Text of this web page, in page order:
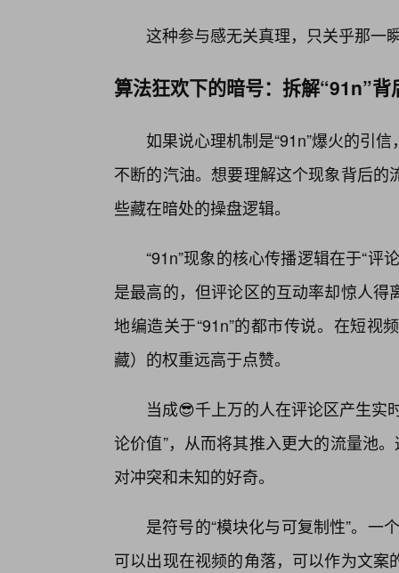
这种参与感无关真理，只关乎那一
算法狂欢下的暗号：拆解“91n”背
如果说心理机制是“91n”爆火的引
不断的汽油。想要理解这个现象背后
些藏在暗处的操盘逻辑。
“91n”现象的核心传播逻辑在于“评
是最高的，但评论区的互动率却惊人
地编造关于“91n”的都市传说。在短视
藏）的权重远高于点赞。
当成😎千上万的人在评论区产生实
论价值”，从而将其推入更大的流量池
对冲突和未知的好奇。
是符号的“模块化与可复制性”。一
可以出现在视频的角落，可以作为文